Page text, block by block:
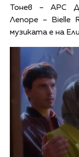
Тонев – АРС
Лепоре – Bielle
музиката е на